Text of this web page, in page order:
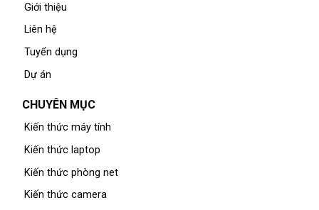
Giới thiệu
Liên hệ
Tuyển dụng
Dự án
CHUYÊN MỤC
Kiến thức máy tính
Kiến thức laptop
Kiến thức phòng net
Kiến thức camera